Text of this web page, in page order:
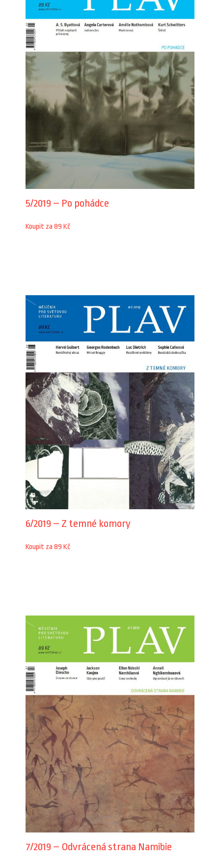
5/2019 – Po pohádce
Koupit za 89 Kč
6/2019 – Z temné komory
Koupit za 89 Kč
7/2019 – Odvrácená strana Namibie